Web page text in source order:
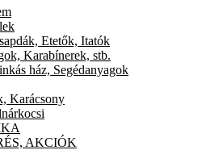
Etetők, Itatók
Karabínerek, stb.
ház, Segédanyagok
Karácsony
AKCIÓK